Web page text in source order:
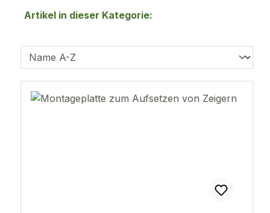
Artikel in dieser Kategorie: